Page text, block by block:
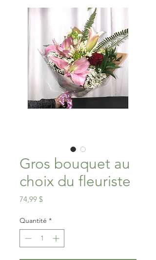
Gros bouquet au
choix du fleuriste
74,99 $
Quantité *